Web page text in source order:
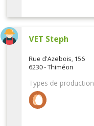
VET Steph
Rue d'Azebois, 156
6230 - Thiméon
Types de production